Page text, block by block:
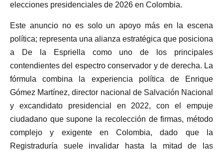
elecciones presidenciales de 2026 en Colombia.
Este anuncio no es solo un apoyo más en la escena
política; representa una alianza estratégica que posiciona
a De la Espriella como uno de los principales
contendientes del espectro conservador y de derecha. La
fórmula combina la experiencia política de Enrique
Gómez Martínez, director nacional de Salvación Nacional
y excandidato presidencial en 2022, con el empuje
ciudadano que supone la recolección de firmas, método
complejo y exigente en Colombia, dado que la
Registraduría suele invalidar hasta la mitad de las